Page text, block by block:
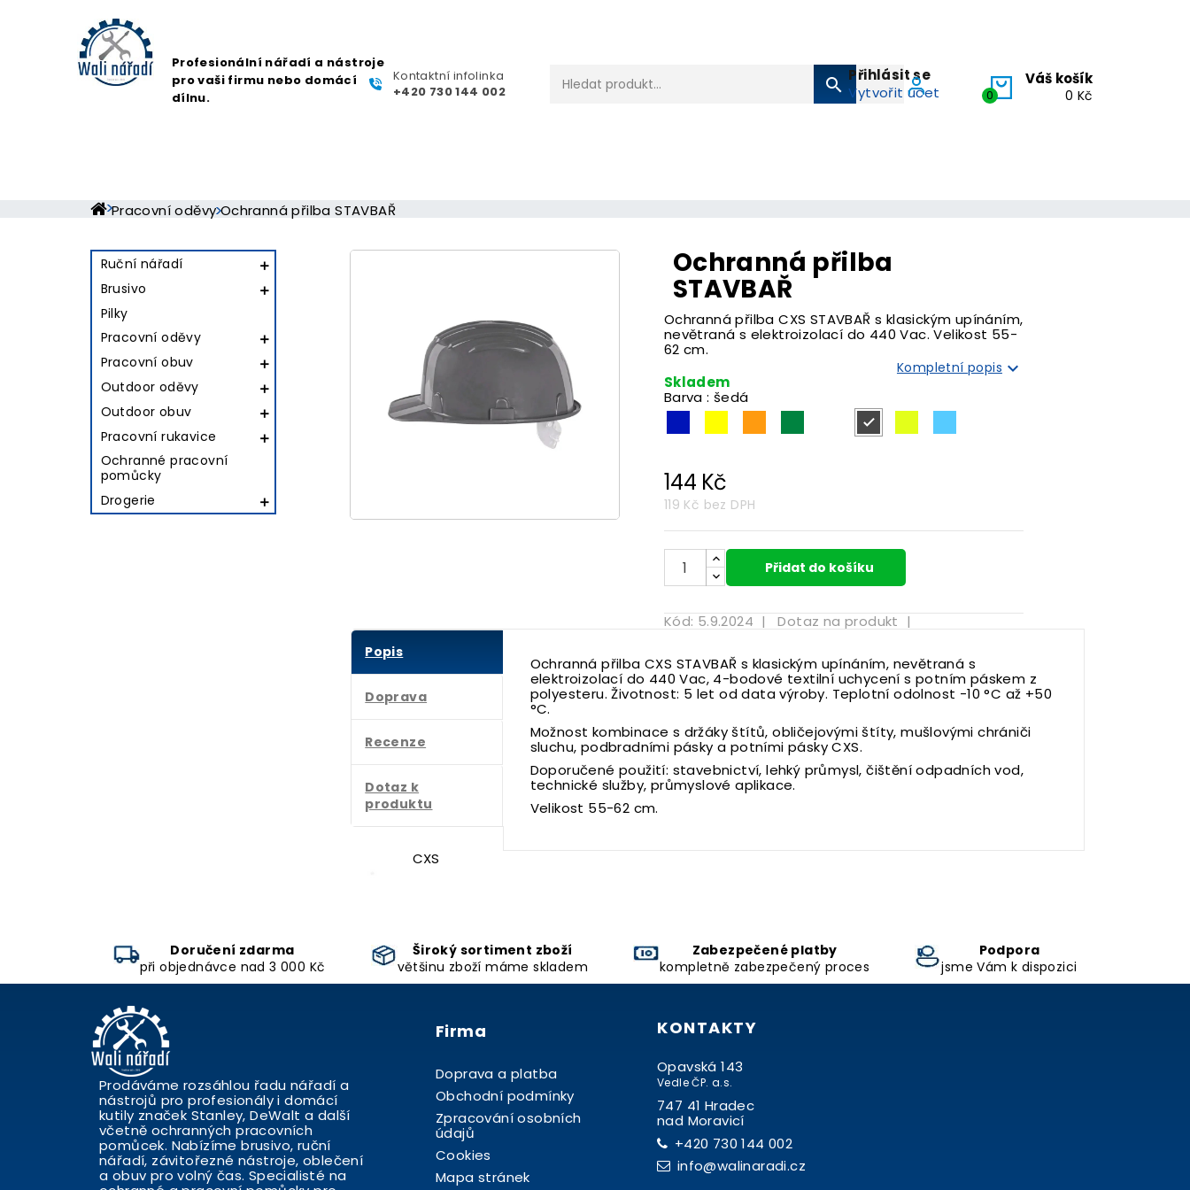
Profesionální nářadí a nástroje
pro vaši firmu nebo domácí
dílnu.
Kontaktní infolinka
+420 730 144 002
search Přihlásit se
Vytvořit účet
0
Váš košík
0 Kč
Pracovní oděvy Ochranná přilba STAVBAŘ
Ruční nářadí 
Brusivo 
Pilky
Pracovní oděvy

Pracovní obuv 
Outdoor oděvy 
Outdoor obuv 
Pracovní rukavice 
Ochranné pracovní
pomůcky
Drogerie

Ochranná přilba
STAVBAŘ
Ochranná přilba CXS STAVBAŘ s klasickým upínáním,
nevětraná s elektroizolací do 440 Vac. Velikost 55-
62 cm.
Kompletní popis
Skladem
Barva : šedá
tmavě modrá
žlutáoranžovástředně zelená
bílá šedážlutá reflexní
světlá modrá
144 Kč
119 Kč bez DPH
Přidat do košíku
Kód: 5.9.2024 |Dotaz na produkt |
Popis
Doprava
Recenze
Dotaz k
produktu
Ochranná přilba CXS STAVBAŘ s klasickým upínáním, nevětraná s
elektroizolací do 440 Vac, 4-bodové textilní uchycení s potním páskem z
polyesteru. Životnost: 5 let od data výroby. Teplotní odolnost -10 °C až +50
°C.
Možnost kombinace s držáky štítů, obličejovými štíty, mušlovými chrániči
sluchu, podbradními pásky a potními pásky CXS.
Doporučené použití: stavebnictví, lehký průmysl, čištění odpadních vod,
technické služby, průmyslové aplikace.
Velikost 55-62 cm.
CXS
Doručení zdarma
při objednávce nad 3 000 Kč
Široký sortiment zboží
většinu zboží máme skladem
Zabezpečené platby
kompletně zabezpečený proces
Podpora
jsme Vám k dispozici
Prodáváme rozsáhlou řadu nářadí a
nástrojů pro profesionály i domácí
kutily značek Stanley, DeWalt a další
včetně ochranných pracovních
pomůcek. Nabízíme brusivo, ruční
nářadí, závitořezné nástroje, oblečení
a obuv pro volný čas. Specialisté na
Firma
Doprava a platba
Obchodní podmínky
Zpracování osobních
údajů
Cookies
Mapa stránek
KONTAKTY
Opavská 143
Vedle ČP. a.s.
747 41 Hradec
nad Moravicí
+420 730 144 002
info@walinaradi.cz